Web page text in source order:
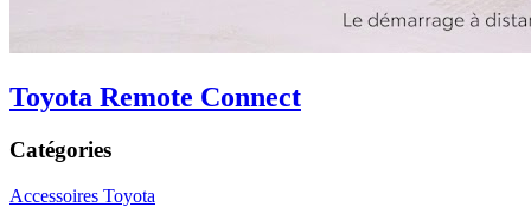
Toyota Remote Connect
Catégories
Accessoires Toyota